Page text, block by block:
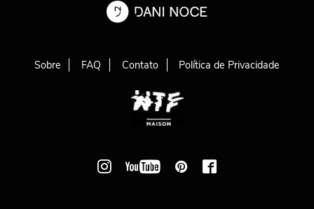
Sobre FAQ Contato Política de Privacidade